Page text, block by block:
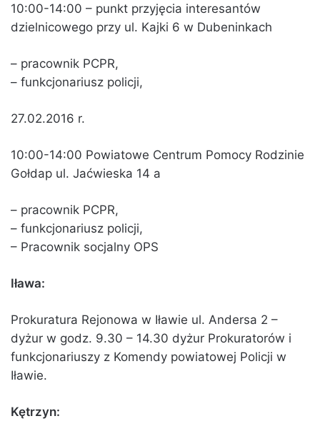
10:00-14:00 – punkt przyjęcia interesantów
dzielnicowego przy ul. Kajki 6 w Dubeninkach
– pracownik PCPR,
– funkcjonariusz policji,
27.02.2016 r.
10:00-14:00 Powiatowe Centrum Pomocy Rodzinie
Gołdap ul. Jaćwieska 14 a
– pracownik PCPR,
– funkcjonariusz policji,
– Pracownik socjalny OPS
Iława:
Prokuratura Rejonowa w Iławie ul. Andersa 2 –
dyżur w godz. 9.30 – 14.30 dyżur Prokuratorów i
funkcjonariuszy z Komendy powiatowej Policji w
Iławie.
Kętrzyn: